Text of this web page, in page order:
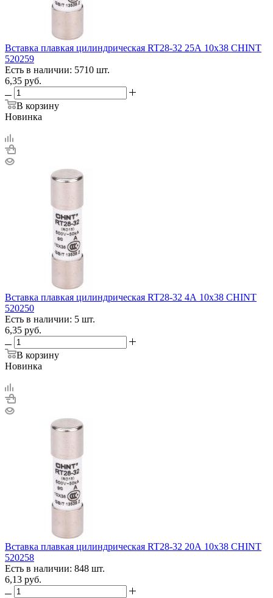
Вставка плавкая цилиндрическая RT28-32 25А 10х38 CHINT
520259
Есть в наличии: 5710 шт.
6,35 руб.
В корзину
Новинка
Вставка плавкая цилиндрическая RT28-32 4А 10х38 CHINT
520250
Есть в наличии: 5 шт.
6,35 руб.
В корзину
Новинка
Вставка плавкая цилиндрическая RT28-32 20А 10х38 CHINT
520258
Есть в наличии: 848 шт.
6,13 руб.